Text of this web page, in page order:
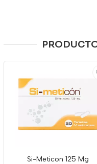
Si-Meticon 125 Mg